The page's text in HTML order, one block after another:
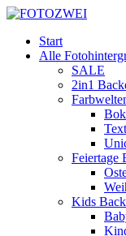
Start
Alle
SALE
2in1
Feiertage
Kids